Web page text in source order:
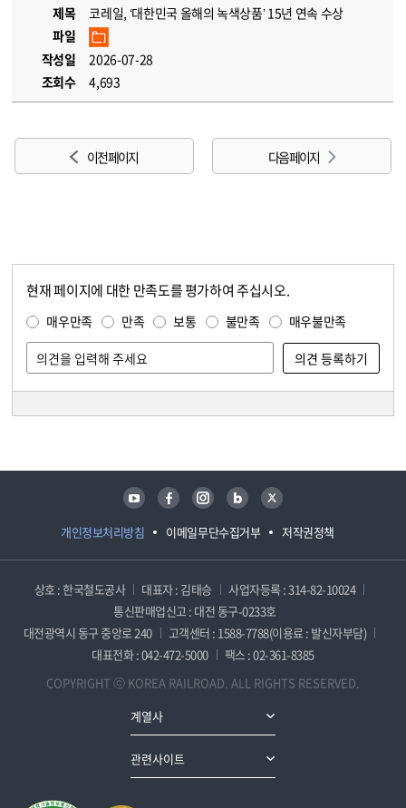
제목
코레일, ‘대한민국 올해의 녹색상품’ 15년 연속 수상
파일
작성일
2026-07-28
조회수
4,693
이전 페이지 다음 페이지
현재 페이지에 대한 만족도를 평가하여 주십시오.
매우만족 만족 보통 불만족 매우불만족
개인정보처리방침 이메일무단수집거부 저작권정책
유튜브 페이스북 인스타그램 블로그 트위터
상호 : 한국철도공사 대표자 : 김태승
사업자등록 : 314-82-10024
통신판매업신고 : 대전 동구-0233호
대전광역시 동구 중앙로 240
고객센터 : 1588-7788(이용료 : 발신자부담)
대표전화 : 042-472-5000
팩스 : 02-361-8385
COPYRIGHT ⓒ KOREA RAILROAD. ALL RIGHTS RESERVED.
계열사
관련사이트